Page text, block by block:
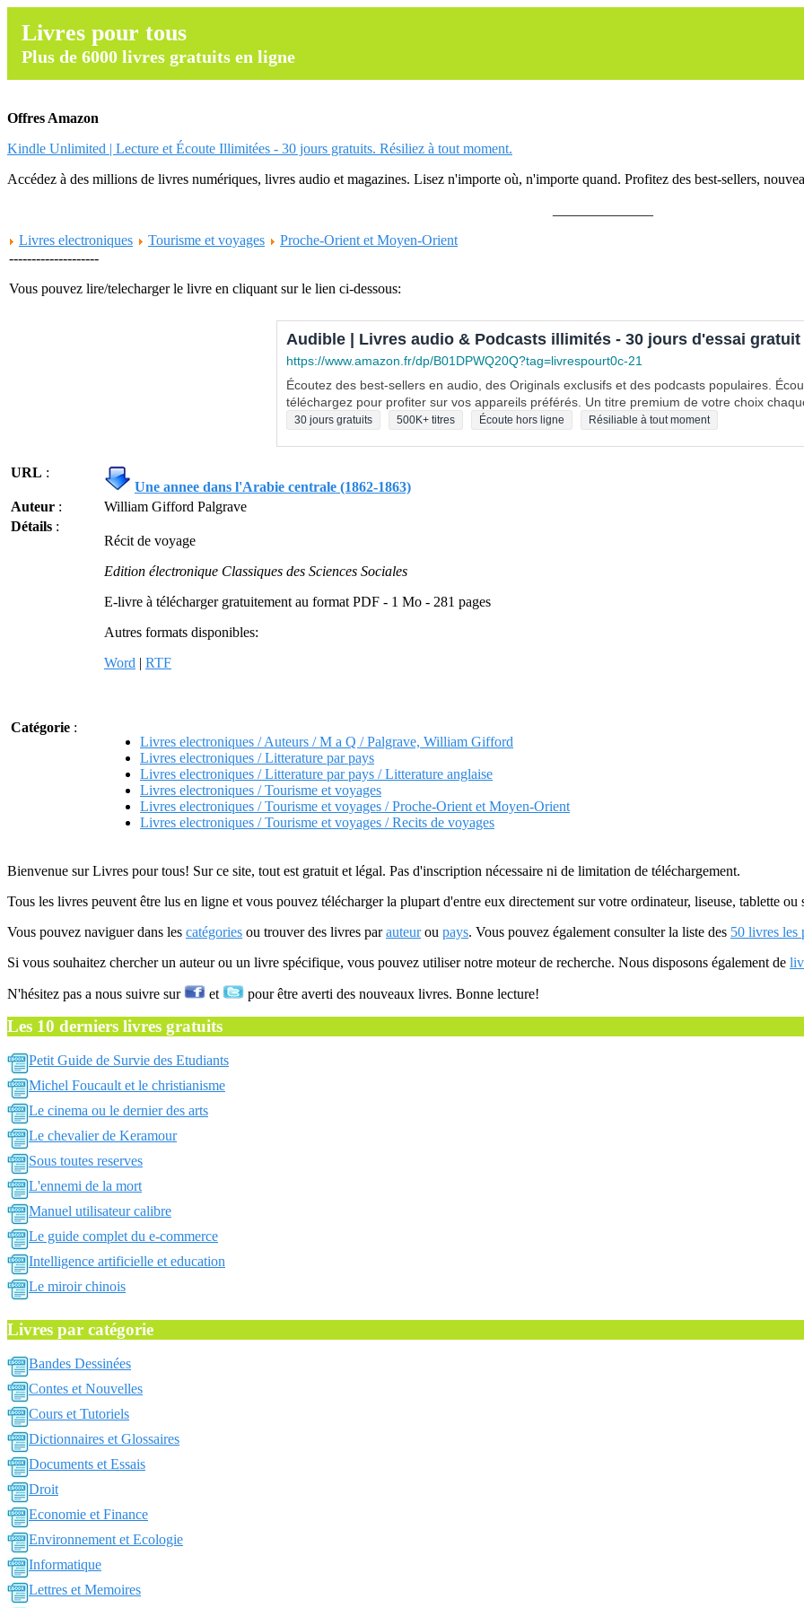
Livres pour tous
Plus de 6000 livres gratuits en ligne
Offres Amazon
Kindle Unlimited | Lecture et Écoute Illimitées - 30 jours gratuits. Résiliez à tout moment.
Accédez à des millions de livres numériques, livres audio et magazines. Lisez n'importe où, n'importe quand. Profitez des best-sellers,
Livres electroniques
Tourisme et voyages
Proche-Orient et Moyen-Orient
--------------------
Vous pouvez lire/telecharger le livre en cliquant sur le lien ci-dessous:
Audible | Livres audio & Podcasts illimités - 30 jours d'essai gratuit
https://www.amazon.fr/dp/B01DPWQ20Q?tag=livrespourt0c-21
Écoutez des best-sellers en audio, des Originals exclusifs et des podcasts populaires.
téléchargez pour profiter sur vos appareils préférés. Un titre premium de votre choix
30 jours gratuits 500K+ titres Écoute hors ligne Résiliable à tout moment
URL :
Une annee dans l'Arabie centrale (1862-1863)
Auteur :
William Gifford Palgrave
Détails :
Récit de voyage
Edition électronique Classiques des Sciences Sociales
E-livre à télécharger gratuitement au format PDF - 1 Mo - 281 pages
Autres formats disponibles:
Word | RTF
Catégorie :
Livres electroniques / Auteurs / M a Q / Palgrave, William Gifford
Livres electroniques / Litterature par pays
Livres electroniques / Litterature par pays / Litterature anglaise
Livres electroniques / Tourisme et voyages
Livres electroniques / Tourisme et voyages / Proche-Orient et Moyen-Orient
Livres electroniques / Tourisme et voyages / Recits de voyages
Bienvenue sur Livres pour tous! Sur ce site, tout est gratuit et légal. Pas d'inscription nécessaire ni de limitation de téléchargement.
Tous les livres peuvent être lus en ligne et vous pouvez télécharger la plupart d'entre eux directement sur votre ordinateur, liseuse, tablette ou
Vous pouvez naviguer dans les catégories ou trouver des livres parauteurou pays. Vous pouvez également consulter la liste des 50 livres les
Si vous souhaitez chercher un auteur ou un livre spécifique, vous pouvez utiliser notre moteur de recherche. Nous disposons également de
N'hésitez pas a nous suivre sur et pour être averti des nouveaux livres. Bonne lecture!
Les 10 derniers livres gratuits
Petit Guide de Survie des Etudiants
Michel Foucault et le christianisme
Le cinema ou le dernier des arts
Le chevalier de Keramour
Sous toutes reserves
L'ennemi de la mort
Manuel utilisateur calibre
Le guide complet du e-commerce
Intelligence artificielle et education
Le miroir chinois
Livres par catégorie
Bandes Dessinées
Contes et Nouvelles
Cours et Tutoriels
Dictionnaires et Glossaires
Documents et Essais
Droit
Economie et Finance
Environnement et Ecologie
Informatique
Lettres et Memoires